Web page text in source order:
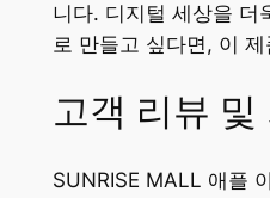
니다. 디지털 세상을 더
로 만들고 싶다면, 이
고객 리뷰
SUNRISE MALL 애플